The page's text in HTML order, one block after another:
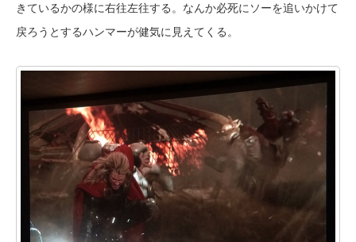
きているかの様に右往左往する。なんか必死にソーを追いかけて
戻ろうとするハンマーが健気に見えてくる。